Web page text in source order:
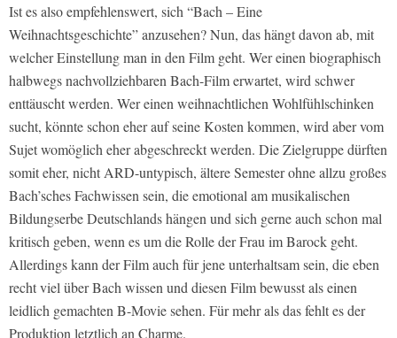
Ist es also empfehlenswert, sich “Bach – Eine
Weihnachtsgeschichte” anzusehen? Nun, das hängt davon ab, mit
welcher Einstellung man in den Film geht. Wer einen biographisch
halbwegs nachvollziehbaren Bach-Film erwartet, wird schwer
enttäuscht werden. Wer einen weihnachtlichen Wohlfühlschinken
sucht, könnte schon eher auf seine Kosten kommen, wird aber vom
Sujet womöglich eher abgeschreckt werden. Die Zielgruppe dürften
somit eher, nicht ARD-untypisch, ältere Semester ohne allzu großes
Bach’sches Fachwissen sein, die emotional am musikalischen
Bildungserbe Deutschlands hängen und sich gerne auch schon mal
kritisch geben, wenn es um die Rolle der Frau im Barock geht.
Allerdings kann der Film auch für jene unterhaltsam sein, die eben
recht viel über Bach wissen und diesen Film bewusst als einen
leidlich gemachten B-Movie sehen. Für mehr als das fehlt es der
Produktion letztlich an Charme.